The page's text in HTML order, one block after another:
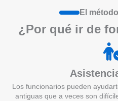
El
¿Por qué ir de
Los funcionarios pueden
antiguas que a veces son